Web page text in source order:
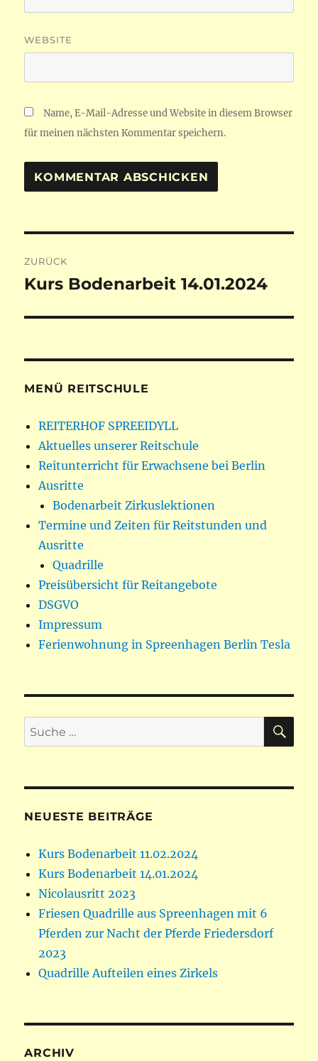
WEBSITE
Name, E-Mail-Adresse und Website in diesem Browser
für meinen nächsten Kommentar speichern.
ZURÜCK
Vorheriger
Kurs Bodenarbeit 14.01.2024
MENÜ REITSCHULE
REITERHOF SPREEIDYLL
Aktuelles unserer Reitschule
Reitunterricht für Erwachsene bei Berlin
Ausritte
Bodenarbeit Zirkuslektionen
Termine und Zeiten für Reitstunden und
Ausritte
Quadrille
Preisübersicht für Reitangebote
DSGVO
Impressum
Ferienwohnung in Spreenhagen Berlin Tesla
Suche
nach:
NEUESTE BEITRÄGE
Kurs Bodenarbeit 11.02.2024
Kurs Bodenarbeit 14.01.2024
Nicolausritt 2023
Friesen Quadrille aus Spreenhagen mit 6
Pferden zur Nacht der Pferde Friedersdorf
2023
Quadrille Aufteilen eines Zirkels
ARCHIV